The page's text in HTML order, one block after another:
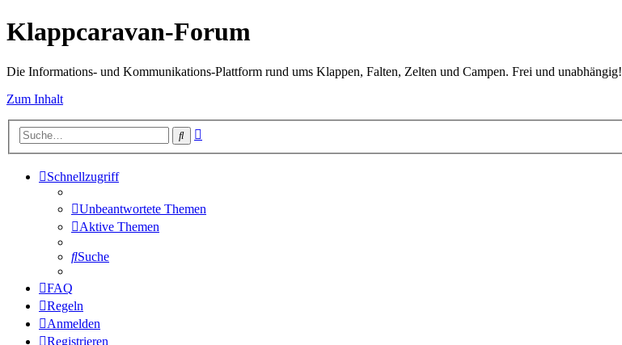
Klappcaravan-Forum
Die Informations- und Kommunikations-Plattform rund ums Klappen, Falten, Zelten und Campen. Frei und unabhängig!
Zum Inhalt
Suche
Schnellzugriff
Unbeantwortete Themen
Aktive Themen
Suche
FAQ
Regeln
Anmelden
Registrieren